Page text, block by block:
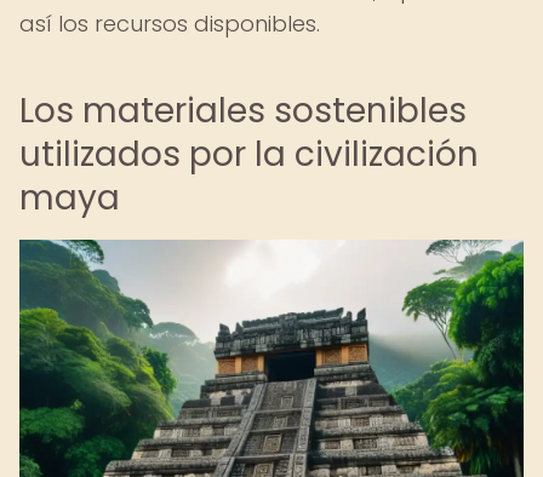
así los recursos disponibles.
Los materiales sostenibles
utilizados por la civilización
maya